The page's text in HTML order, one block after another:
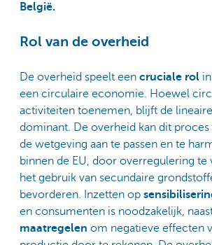
België.
Rol van de overheid
De overheid speelt een cruciale rol
een circulaire economie. Hoewel
activiteiten toenemen, blijft de
dominant. De overheid kan dit proces
de wetgeving aan te passen en te
binnen de EU, door overregulering te
het gebruik van secundaire
bevorderen. Inzetten op
en consumenten is noodzakelijk,
maatregelen om negatieve effecten